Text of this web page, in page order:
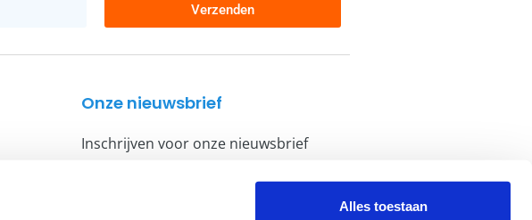
Alles toestaan
Verzenden
Onze nieuwsbrief
Inschrijven voor onze nieuwsbrief